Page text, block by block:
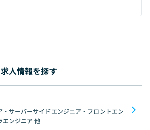
人情報を探す
サーバーサイドエンジニア・フロントエン
エンジニア 他